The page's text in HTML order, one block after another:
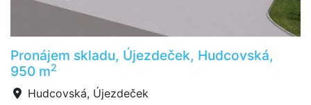
Pronájem skladu, Újezdeček, Hudcovská,
950 m2
Hudcovská, Újezdeček